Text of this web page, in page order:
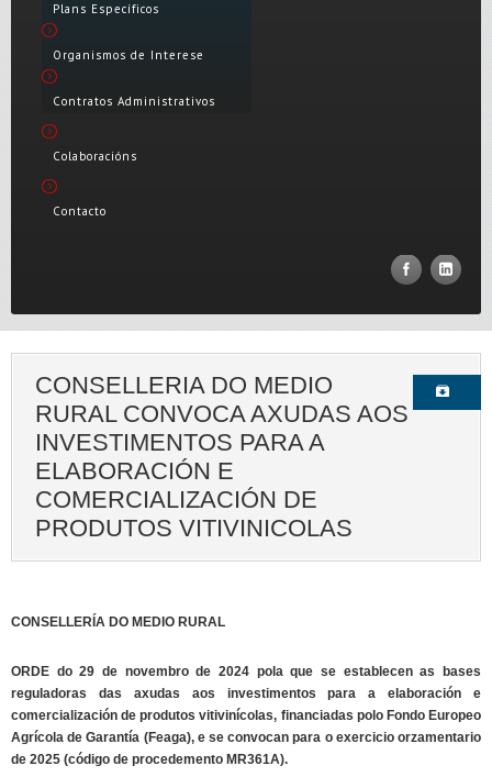
Plans Específicos
Organismos de Interese
Contratos Administrativos
Colaboracións
Contacto
CONSELLERIA DO MEDIO
RURAL CONVOCA AXUDAS AOS
INVESTIMENTOS PARA A
ELABORACIÓN E
COMERCIALIZACIÓN DE
PRODUTOS VITIVINICOLAS
CONSELLERÍA DO MEDIO RURAL
ORDE do 29 de novembro de 2024 pola que se establecen as bases
reguladoras das axudas aos investimentos para a elaboración e
comercialización de produtos vitivinícolas, financiadas polo Fondo Europeo
Agrícola de Garantía (Feaga), e se convocan para o exercicio orzamentario
de 2025 (código de procedemento MR361A).